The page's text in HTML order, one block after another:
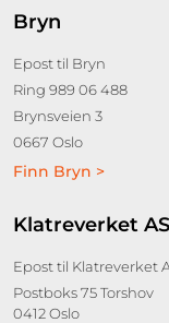
Bryn
Epost til Bryn
Ring 989 06 488
Brynsveien 3
0667 Oslo
Finn Bryn >
Klatreverket AS
Epost til Klatreverket
Postboks 75 Torshov
0412 Oslo